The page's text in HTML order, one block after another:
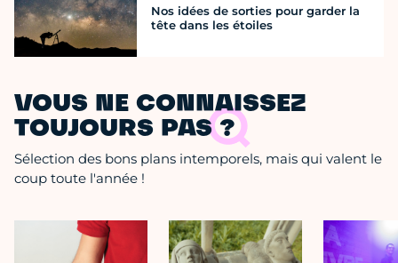
Nos idées de sorties pour garder la
tête dans les étoiles
VOUS NE CONNAISSEZ
TOUJOURS PAS ?
Sélection des bons plans intemporels, mais qui valent le
coup toute l'année !